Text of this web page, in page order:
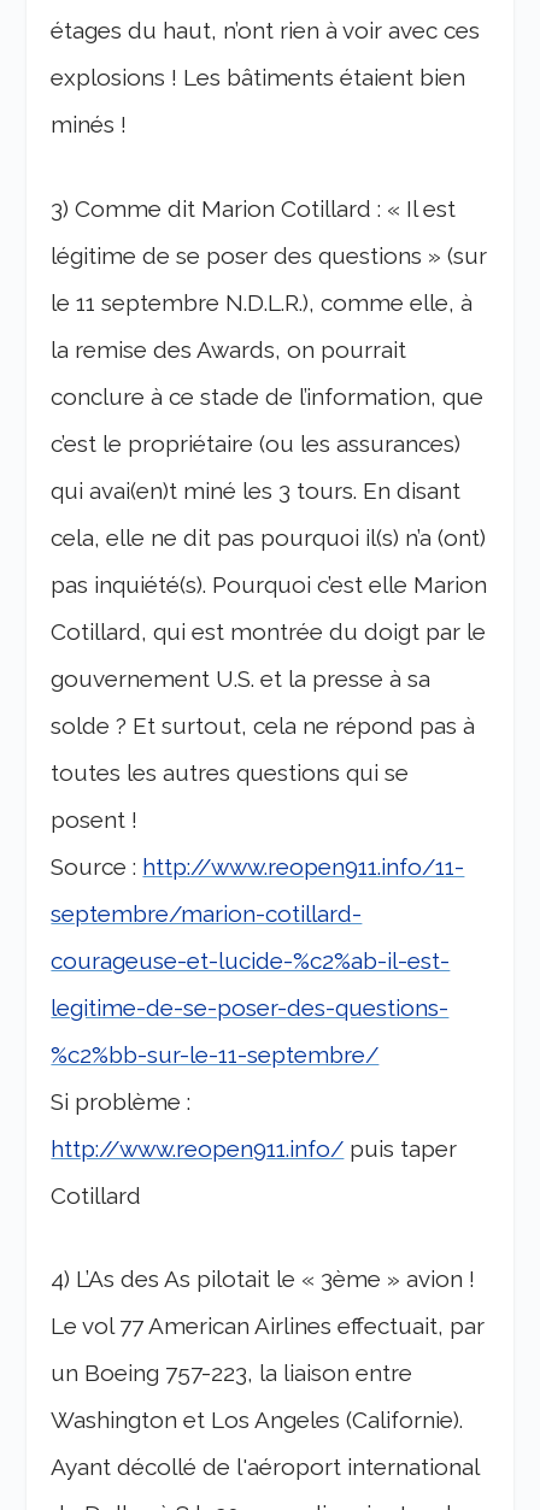
étages du haut, n’ont rien à voir avec ces
explosions ! Les bâtiments étaient bien
minés !
3) Comme dit Marion Cotillard : « Il est
légitime de se poser des questions » (sur
le 11 septembre N.D.L.R.), comme elle, à
la remise des Awards, on pourrait
conclure à ce stade de l’information, que
c’est le propriétaire (ou les assurances)
qui avai(en)t miné les 3 tours. En disant
cela, elle ne dit pas pourquoi il(s) n’a (ont)
pas inquiété(s). Pourquoi c’est elle Marion
Cotillard, qui est montrée du doigt par le
gouvernement U.S. et la presse à sa
solde ? Et surtout, cela ne répond pas à
toutes les autres questions qui se
posent !
Source : http://www.reopen911.info/11-
septembre/marion-cotillard-
courageuse-et-lucide-%c2%ab-il-est-
legitime-de-se-poser-des-questions-
%c2%bb-sur-le-11-septembre/
Si problème :
http://www.reopen911.info/ puis taper
Cotillard
4) L’As des As pilotait le « 3ème » avion !
Le vol 77 American Airlines effectuait, par
un Boeing 757-223, la liaison entre
Washington et Los Angeles (Californie).
Ayant décollé de l'aéroport international